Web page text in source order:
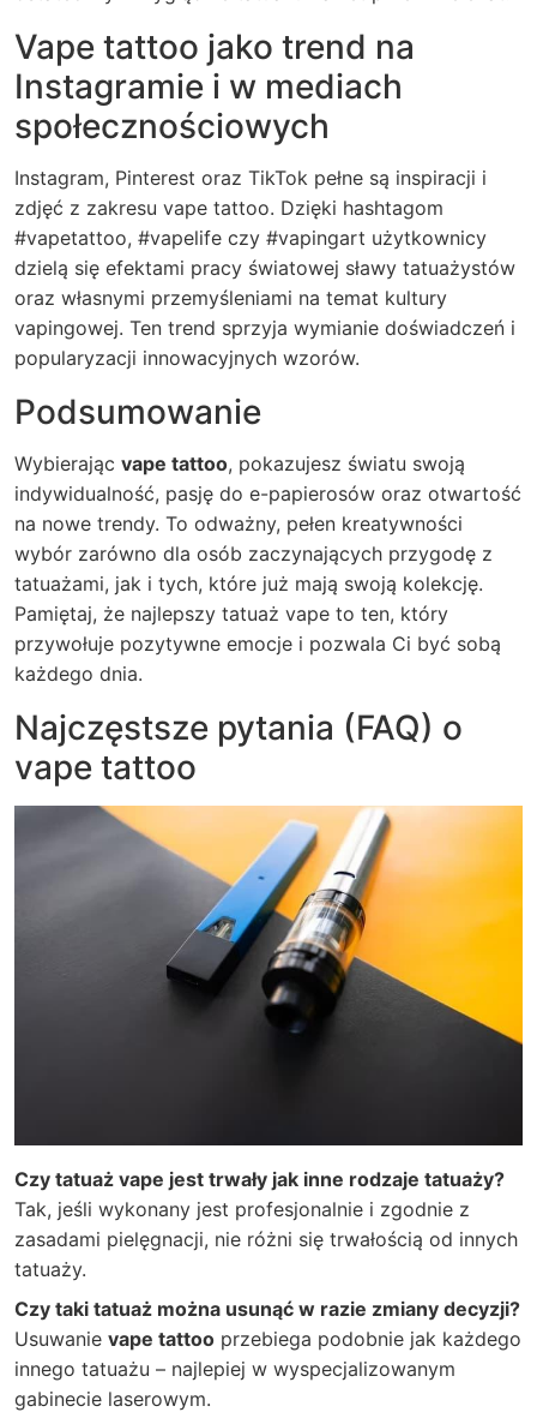
Vape tattoo jako trend na
Instagramie i w mediach
społecznościowych
Instagram, Pinterest oraz TikTok pełne są inspiracji i
zdjęć z zakresu vape tattoo. Dzięki hashtagom
#vapetattoo, #vapelife czy #vapingart użytkownicy
dzielą się efektami pracy światowej sławy tatuażystów
oraz własnymi przemyśleniami na temat kultury
vapingowej. Ten trend sprzyja wymianie doświadczeń i
popularyzacji innowacyjnych wzorów.
Podsumowanie
Wybierając vape tattoo, pokazujesz światu swoją
indywidualność, pasję do e-papierosów oraz otwartość
na nowe trendy. To odważny, pełen kreatywności
wybór zarówno dla osób zaczynających przygodę z
tatuażami, jak i tych, które już mają swoją kolekcję.
Pamiętaj, że najlepszy tatuaż vape to ten, który
przywołuje pozytywne emocje i pozwala Ci być sobą
każdego dnia.
Najczęstsze pytania (FAQ) o
vape tattoo
Czy tatuaż vape jest trwały jak inne rodzaje tatuaży?
Tak, jeśli wykonany jest profesjonalnie i zgodnie z
zasadami pielęgnacji, nie różni się trwałością od innych
tatuaży.
Czy taki tatuaż można usunąć w razie zmiany decyzji?
Usuwanie vape tattoo przebiega podobnie jak każdego
innego tatuażu – najlepiej w wyspecjalizowanym
gabinecie laserowym.